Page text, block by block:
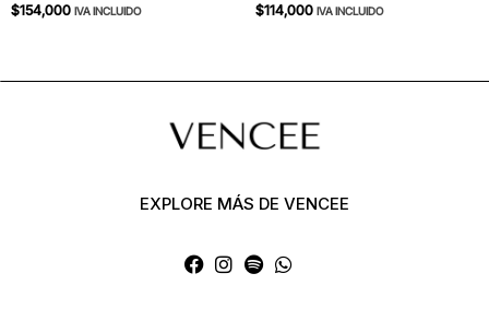
$154,000 IVA INCLUIDO $114,000 IVA INCLUIDO
EXPLORE MÁS DE VENCEE